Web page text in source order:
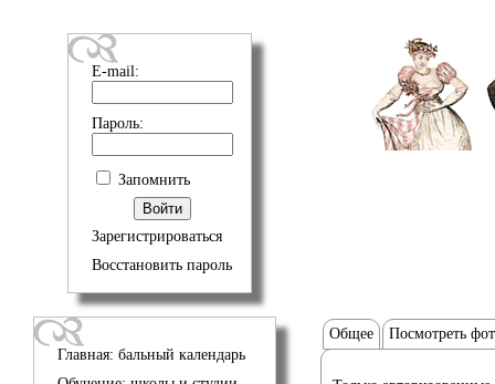
E-mail:
Пароль:
Запомнить
Зарегистрироваться
Восстановить пароль
Главная: бальный календарь
Общее Посмотреть